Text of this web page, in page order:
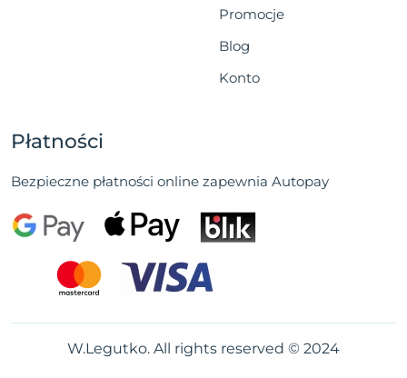
Promocje
Blog
Konto
Płatności
Bezpieczne płatności online zapewnia Autopay
W.Legutko. All rights reserved © 2024